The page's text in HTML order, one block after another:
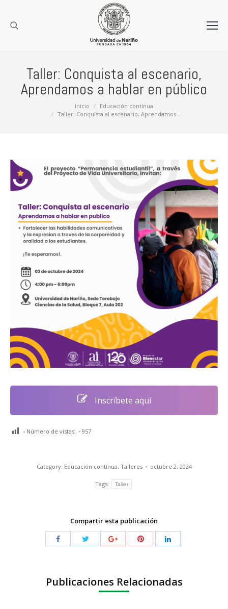
Taller: Conquista al escenario,
Aprendamos a hablar en público
Inicio
Educación contínua
Taller: Conquista al escenario, Aprendamos…
Inscríbete aquí
Número de vistas: 957
Category: Educación contínua, Talleres octubre 2, 2024
Tags: Taller
Compartir esta publicación
Publicaciones Relacionadas